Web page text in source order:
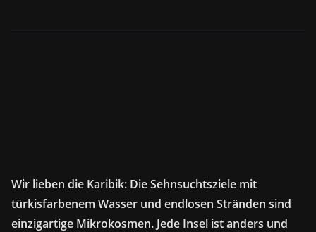
Wir lieben die Karibik: Die Sehnsuchtsziele mit
türkisfarbenem Wasser und endlosen Stränden sind
einzigartige Mikrokosmen. Jede Insel ist anders und